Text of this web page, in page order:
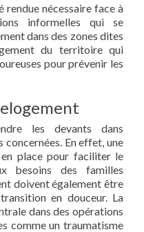
rendue nécessaire face à
informelles qui se
dans des zones dites
du territoire qui
pour prévenir les
les devants dans
concernées. En effet, une
place pour faciliter le
besoins des familles
doivent également être
en douceur. La
dans des opérations
comme un traumatisme